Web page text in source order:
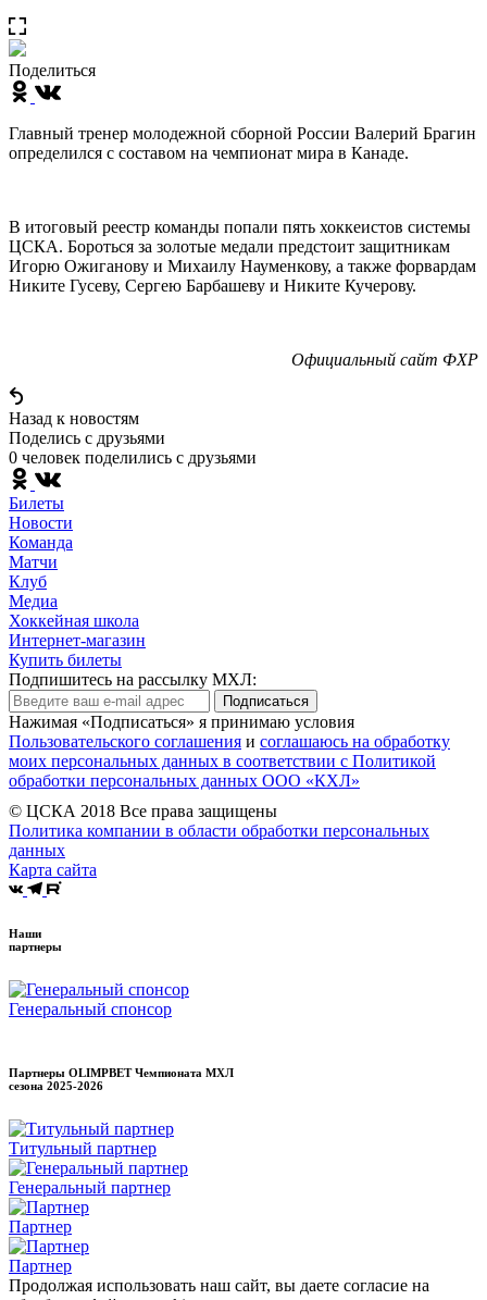
Поделиться
Главный тренер молодежной сборной России Валерий Брагин
определился с составом на чемпионат мира в Канаде.
В итоговый реестр команды попали пять хоккеистов системы
ЦСКА. Бороться за золотые медали предстоит защитникам
Игорю Ожиганову и Михаилу Науменкову, а также форвардам
Никите Гусеву, Сергею Барбашеву и Никите Кучерову.
Официальный сайт ФХР
Назад к новостям
Поделись c друзьями
0 человек поделились c друзьями
Билеты
Новости
Команда
Матчи
Клуб
Медиа
Хоккейная школа
Интернет-магазин
Купить билеты
Подпишитесь на рассылку МХЛ:
Подписаться
Нажимая «Подписаться» я принимаю условия
Пользовательского соглашения и соглашаюсь на обработку
моих персональных данных в соответствии с Политикой
обработки персональных данных ООО «КХЛ»
© ЦСКА 2018 Все права защищены
Политика компании в области обработки персональных
данных
Карта сайта
Наши
партнеры
Генеральный спонсор
Партнеры OLIMPBET Чемпионата МХЛ
сезона 2025-2026
Титульный партнер
Генеральный партнер
Партнер
Партнер
Продолжая использовать наш сайт, вы даете согласие на